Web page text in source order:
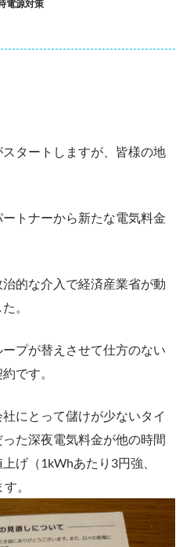
電源対策
タートしますが、皆様の地
トナーから新たな電気料金
的な介入で経済産業省が動
。
プが替えさせて仕方のない
です。
にとって儲けが少ないタイ
た深夜電気料金が他の時間
げ（1kWhあたり3円強、
。